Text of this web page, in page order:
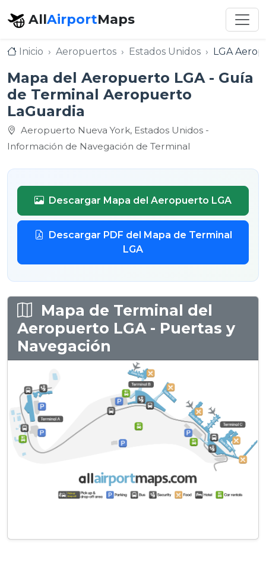
AllAirportMaps
Inicio Aeropuertos Estados Unidos LGA
Mapa del Aeropuerto LGA - Guía
de Terminal Aeropuerto
LaGuardia
Aeropuerto Nueva York, Estados Unidos -
Información de Navegación de Terminal
Descargar Mapa del Aeropuerto LGA
Descargar PDF del Mapa de Terminal
LGA
Mapa de Terminal del
Aeropuerto LGA - Puertas y
Navegación